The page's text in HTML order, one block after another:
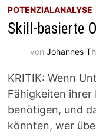
POTENZIALANALYSE
Skill-basierte
vonJohannes
KRITIK: Wenn
Fähigkeiten
benötigen, und
könnten, wer